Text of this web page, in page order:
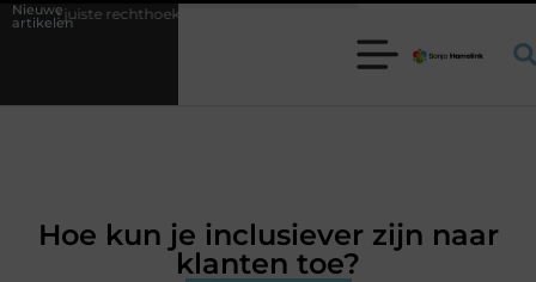
Nieuwe
artikelentrampoline kiezen voor jouw tuin
Hoe kun je inclusiever zijn naar
klanten toe?